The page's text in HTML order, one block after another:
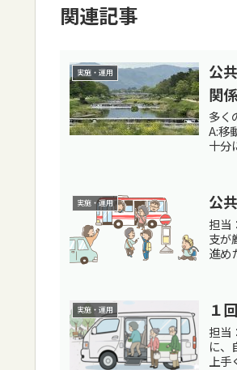
関連記事
実施・運用
公
関
多く
A:移
十分
実施・運用 公
担当
支が
進め
実施・運用 １
担当
に、
上